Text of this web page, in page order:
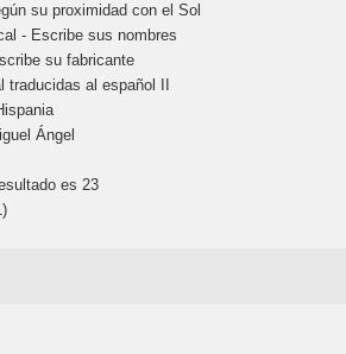
su proximidad con el Sol
- Escribe sus nombres
su fabricante
al español II
Ángel
es 23